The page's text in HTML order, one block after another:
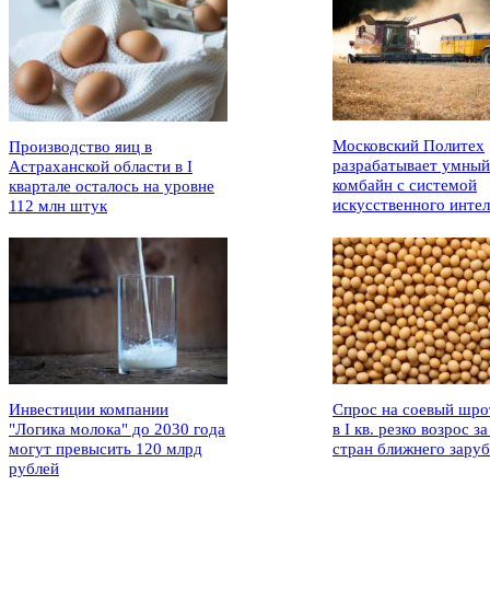
Производство яиц в
Астраханской области в I
квартале осталось на уровне
112 млн штук
Московский Политех
разрабатывает умный
комбайн с системой
искусственного
Инвестиции компании
"Логика молока" до 2030 года
могут превысить 120 млрд
рублей
Спрос на соевый
в I кв. резко возрос
стран ближнего